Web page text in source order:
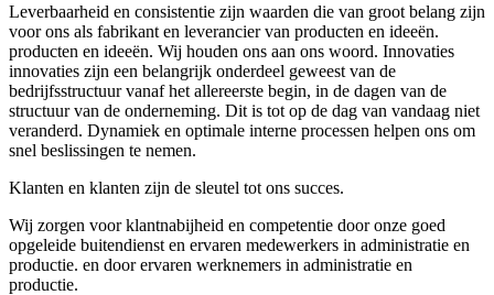
Leverbaarheid en consistentie zijn waarden die van groot belang zijn
voor ons als fabrikant en leverancier van producten en ideeën.
producten en ideeën. Wij houden ons aan ons woord. Innovaties
innovaties zijn een belangrijk onderdeel geweest van de
bedrijfsstructuur vanaf het allereerste begin, in de dagen van de
structuur van de onderneming. Dit is tot op de dag van vandaag niet
veranderd. Dynamiek en optimale interne processen helpen ons om
snel beslissingen te nemen.
Klanten en klanten zijn de sleutel tot ons succes.
Wij zorgen voor klantnabijheid en competentie door onze goed
opgeleide buitendienst en ervaren medewerkers in administratie en
productie. en door ervaren werknemers in administratie en
productie.